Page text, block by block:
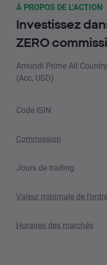
À PROPOS DE L'ACTION
Investissez
ZERO
Amundi Prime All
(Acc, USD)
Code ISIN
Commission
Jours de trading
Valeur minimale de
Horaires des marchés